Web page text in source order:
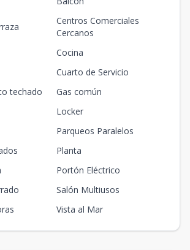
Centros Comerciales
Cercanos
Cocina
Cuarto de Servicio
techado
Gas común
Locker
Parqueos Paralelos
Planta
Portón Eléctrico
Salón Multiusos
Vista al Mar